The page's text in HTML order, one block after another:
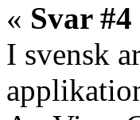
« Svar
I svensk